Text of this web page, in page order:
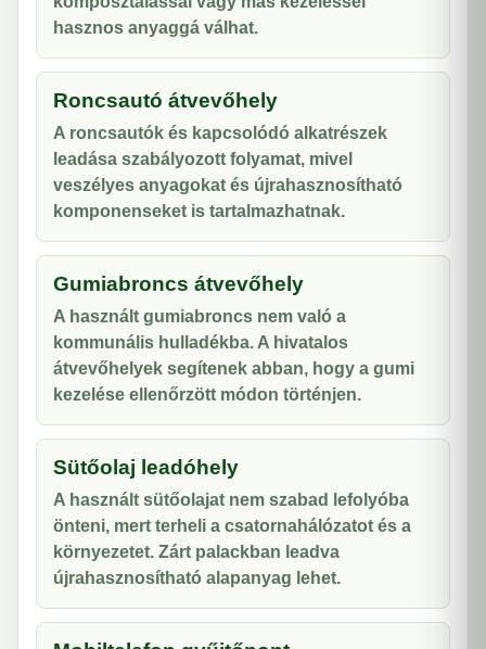
hasznos anyaggá válhat.
Roncsautó átvevőhely
A roncsautók és kapcsolódó alkatrészek
leadása szabályozott folyamat, mivel
veszélyes anyagokat és újrahasznosítható
komponenseket is tartalmazhatnak.
Gumiabroncs átvevőhely
A használt gumiabroncs nem való a
kommunális hulladékba. A hivatalos
átvevőhelyek segítenek abban, hogy a gumi
kezelése ellenőrzött módon történjen.
Sütőolaj leadóhely
A használt sütőolajat nem szabad lefolyóba
önteni, mert terheli a csatornahálózatot és a
környezetet. Zárt palackban leadva
újrahasznosítható alapanyag lehet.